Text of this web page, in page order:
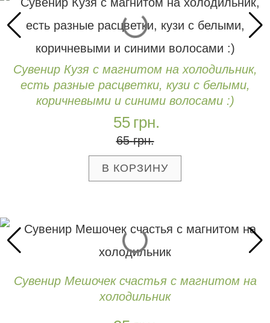
Сувенир Кузя с магнитом на холодильник,
есть разные расцветки, кузи с белыми,
коричневыми и синими волосами :)
55 грн.
65 грн.
Сувенир Мешочек счастья с магнитом на
холодильник